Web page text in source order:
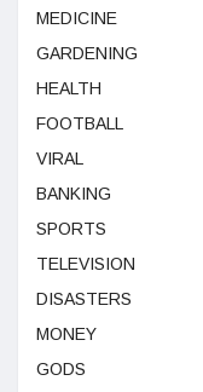
MEDICINE
GARDENING
HEALTH
FOOTBALL
VIRAL
BANKING
SPORTS
TELEVISION
DISASTERS
MONEY
GODS